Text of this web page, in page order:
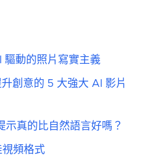
驅動的照片寫實主義
創意的 5 大強大 AI 影片
真的比自然語言好嗎？
頻格式